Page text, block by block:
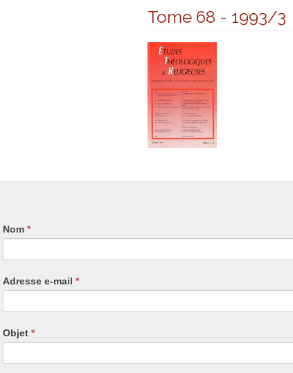
Tome 68 - 1993/3
Nom *
Adresse e-mail *
Objet *
Si
vous
êtes
humain,
remplissez
ce